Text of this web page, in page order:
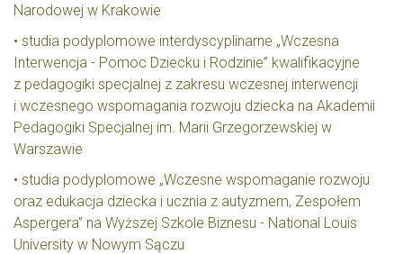
Narodowej w Krakowie
• studia podyplomowe interdyscyplinarne „Wczesna
Interwencja - Pomoc Dziecku i Rodzinie” kwalifikacyjne
z pedagogiki specjalnej z zakresu wczesnej interwencji
i wczesnego wspomagania rozwoju dziecka na Akademii
Pedagogiki Specjalnej im. Marii Grzegorzewskiej w
Warszawie
• studia podyplomowe „Wczesne wspomaganie rozwoju
oraz edukacja dziecka i ucznia z autyzmem, Zespołem
Aspergera” na Wyższej Szkole Biznesu - National Louis
University w Nowym Sączu